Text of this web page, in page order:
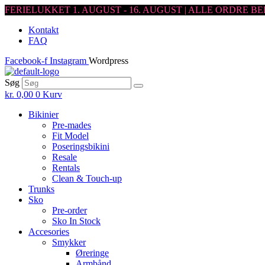
FERIELUKKET 1. AUGUST - 16. AUGUST | ALLE ORDRE
Kontakt
FAQ
Facebook-f Instagram Wordpress
Søg
kr. 0,00 0 Kurv
Bikinier
Pre-mades
Fit Model
Poseringsbikini
Resale
Rentals
Clean & Touch-up
Trunks
Sko
Pre-order
Sko In Stock
Accesories
Smykker
Øreringe